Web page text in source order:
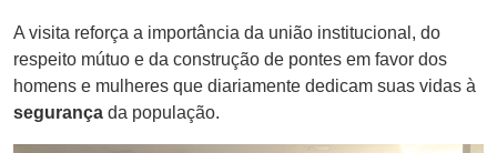
A visita reforça a importância da união institucional, do
respeito mútuo e da construção de pontes em favor dos
homens e mulheres que diariamente dedicam suas vidas à
segurança da população.